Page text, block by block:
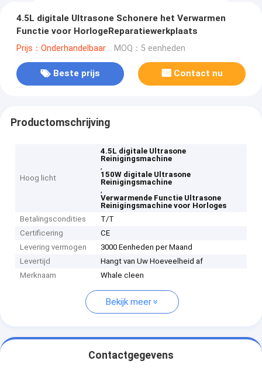
4.5L digitale Ultrasone Schonere het Verwarmen
Functie voor HorlogeReparatiewerkplaats
Prijs：Onderhandelbaar MOQ：5 eenheden
Beste prijs Contact nu
Productomschrijving
Hoog licht
4.5L digitale Ultrasone
Reinigingsmachine
,
150W digitale Ultrasone
Reinigingsmachine
,
Verwarmende Functie Ultrasone
Reinigingsmachine voor Horloges
Betalingscondities
T/T
Certificering
CE
Levering vermogen
3000 Eenheden per Maand
Levertijd
Hangt van Uw Hoeveelheid af
Merknaam
Whale cleen
Bekijk meer
Contactgegevens